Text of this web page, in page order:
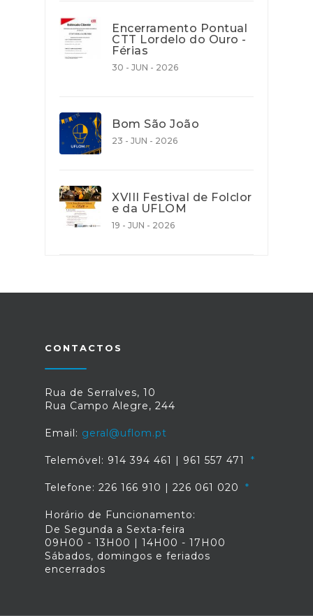
Encerramento Pontual
CTT Lordelo do Ouro -
Férias
30 - JUN - 2026
Bom São João
23 - JUN - 2026
XVIII Festival de Folclor
e da UFLOM
19 - JUN - 2026
CONTACTOS
Rua de Serralves, 10
Rua Campo Alegre, 244
Email: geral@uflom.pt
Telemóvel: 914 394 461 | 961 557 471
Telefone: 226 166 910 | 226 061 020
Horário de Funcionamento:
De Segunda a Sexta-feira
09H00 - 13H00 | 14H00 - 17H00
Sábados, domingos e feriados
encerrados